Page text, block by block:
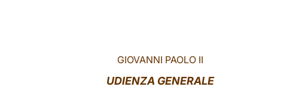
GIOVANNI PAOLO II
UDIENZA GENERALE